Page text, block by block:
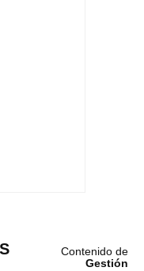
Contenido de
Gestión